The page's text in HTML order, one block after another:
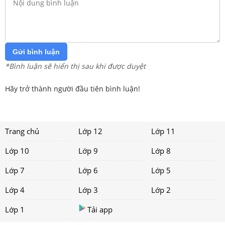
Gửi bình luận
*Bình luận sẽ hiển thị sau khi được duyệt
Hãy trở thành người đầu tiên bình luận!
Trang chủ Lớp 12
Lớp 11
Lớp 10
Lớp 9
Lớp 8
Lớp 7
Lớp 6
Lớp 5
Lớp 4
Lớp 3
Lớp 2
Lớp 1
Tải app